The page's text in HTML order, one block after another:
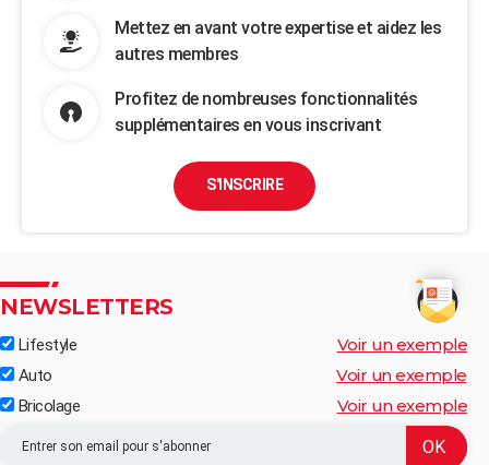
Mettez en avant votre expertise et aidez les
autres membres
Profitez de nombreuses fonctionnalités
supplémentaires en vous inscrivant
S'INSCRIRE
NEWSLETTERS
Lifestyle Voir un exemple
Auto Voir un exemple
Bricolage Voir un exemple